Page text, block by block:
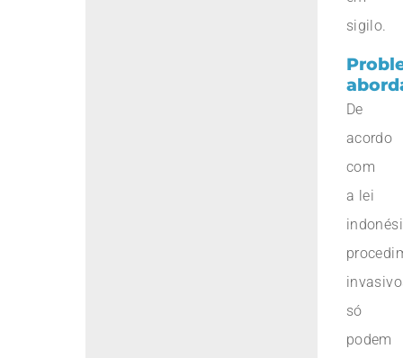
sigilo.
De
acordo
com
a lei
só
podem